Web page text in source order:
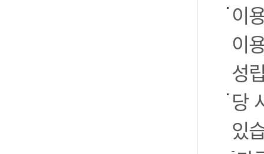
이
이
성
당
있